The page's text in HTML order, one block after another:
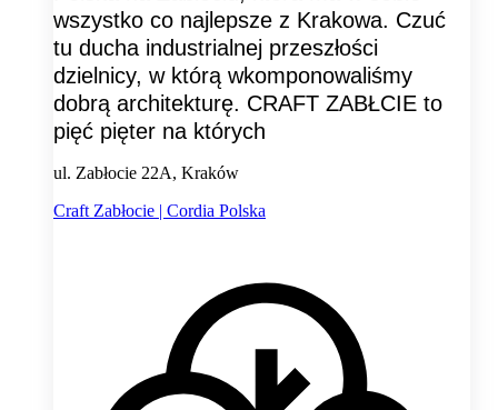
wszystko co najlepsze z Krakowa. Czuć
tu ducha industrialnej przeszłości
dzielnicy, w którą wkomponowaliśmy
dobrą architekturę. CRAFT ZABŁCIE to
pięć pięter na których
ul. Zabłocie 22A, Kraków
Craft Zabłocie | Cordia Polska